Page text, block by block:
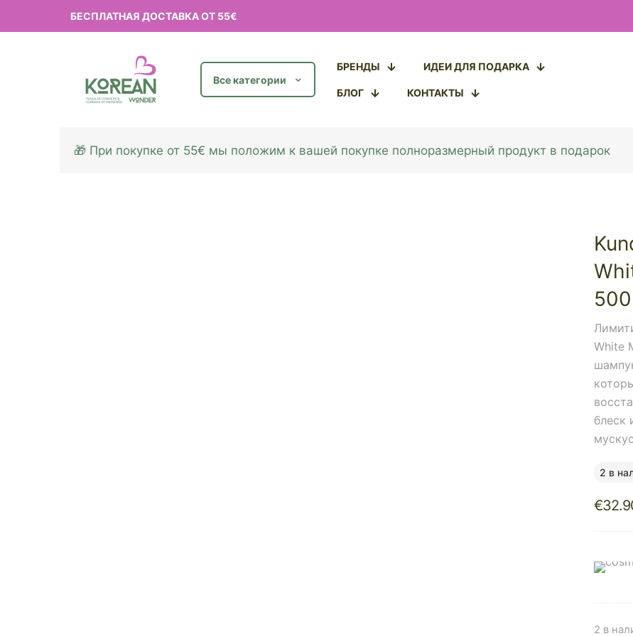
БЕСПЛАТНАЯ ДОСТАВКА ОТ 55€
Все категории
БРЕНДЫ ИДЕИ ДЛЯ ПОДАРКА
БЛОГ КОНТАКТЫ
🎁 При покупке от 55€ мы положим к вашей покупке полноразмерный продукт в подарок
White
блеск
2 в
€
2 в